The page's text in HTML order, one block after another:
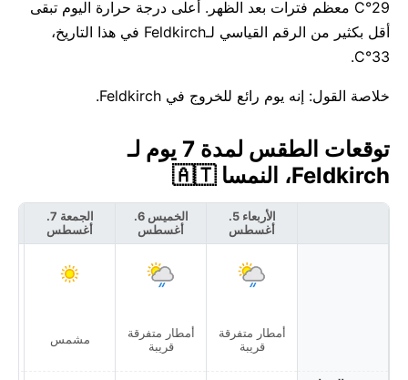
29°C معظم فترات بعد الظهر. أعلى درجة حرارة اليوم تبقى
أقل بكثير من الرقم القياسي لـFeldkirch في هذا التاريخ،
33°C.
خلاصة القول: إنه يوم رائع للخروج في Feldkirch.
توقعات الطقس لمدة 7 يوم لـ
Feldkirch، النمسا 🇦🇹
الأربعاء 5.
أغسطس
أمطار متفرقة
قريبة
الخميس 6.
أغسطس
أمطار متفرقة
قريبة
الجمعة 7.
أغسطس
مشمس